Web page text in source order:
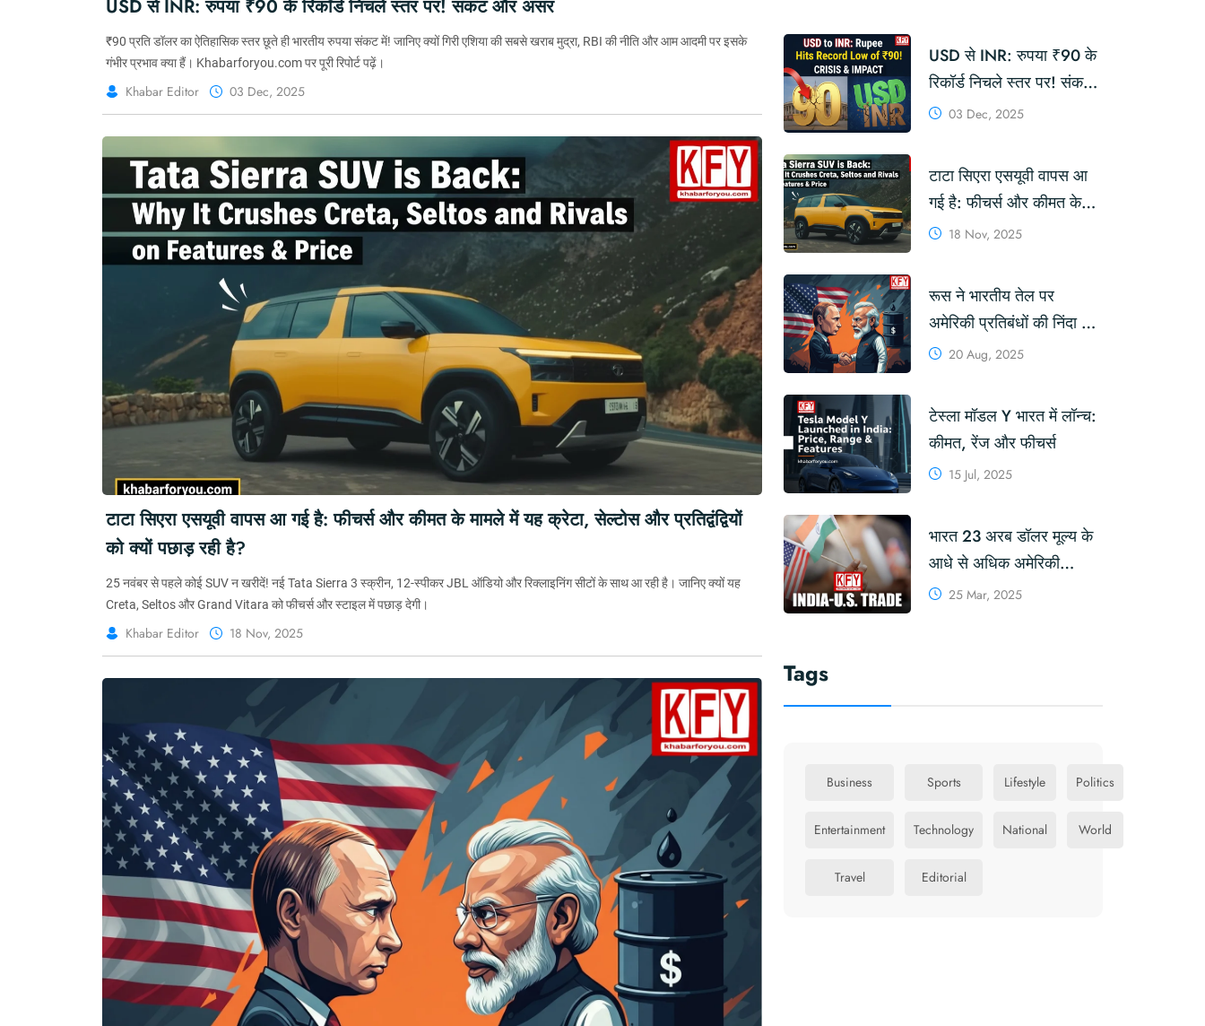
USD से INR: रुपया ₹90 के रिकॉर्ड निचले स्तर पर! संकट और असर
₹90 प्रति डॉलर का ऐतिहासिक स्तर छूते ही भारतीय रुपया संकट में! जानिए क्यों गिरी एशिया की सबसे खराब मुद्रा, RBI की नीति और आम आदमी पर इसके
गंभीर प्रभाव क्या हैं। Khabarforyou.com पर पूरी रिपोर्ट पढ़ें।
Khabar Editor 03 Dec, 2025
टाटा सिएरा एसयूवी वापस आ गई है: फीचर्स और कीमत के मामले में यह क्रेटा, सेल्टोस और प्रतिद्वंद्वियों
को क्यों पछाड़ रही है?
25 नवंबर से पहले कोई SUV न खरीदें! नई Tata Sierra 3 स्क्रीन, 12-स्पीकर JBL ऑडियो और रिक्लाइनिंग सीटों के साथ आ रही है। जानिए क्यों यह
Creta, Seltos और Grand Vitara को फीचर्स और स्टाइल में पछाड़ देगी।
Khabar Editor 18 Nov, 2025
USD से INR: रुपया ₹90 के
रिकॉर्ड निचले स्तर पर! संकट
और असर
03 Dec, 2025
टाटा सिएरा एसयूवी वापस आ
गई है: फीचर्स और कीमत के
मामले में यह क्रेटा, सेल्टोस
रही है?
18 Nov, 2025
रूस ने भारतीय तेल पर
अमेरिकी प्रतिबंधों की निंदा की,
पुतिन प्रधानमंत्री मोदी से
20 Aug, 2025
टेस्ला मॉडल Y भारत में लॉन्च:
कीमत, रेंज और फीचर्स
15 Jul, 2025
भारत 23 अरब डॉलर मूल्य के
आधे से अधिक अमेरिकी
आयातों पर शुल्क घटा
25 Mar, 2025
Tags
Business Sports Lifestyle Politics
Entertainment Technology National World
Travel Editorial